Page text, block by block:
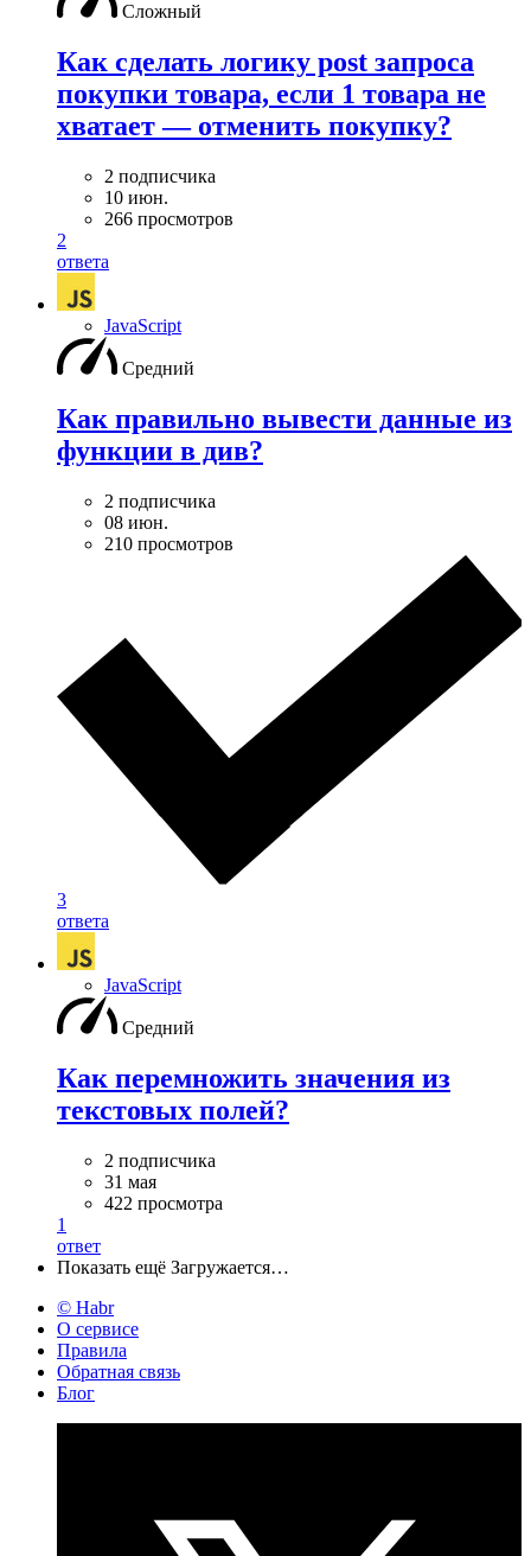
Сложный
Как сделать логику post запроса
покупки товара, если 1 товара не
хватает — отменить покупку?
2 подписчика
10 июн.
266 просмотров
2
ответа
JavaScript
Средний
Как правильно вывести данные из
функции в див?
2 подписчика
08 июн.
210 просмотров
3
ответа
JavaScript
Средний
Как перемножить значения из
текстовых полей?
2 подписчика
31 мая
422 просмотра
1
ответ
Показать ещё Загружается…
© Habr
О сервисе
Правила
Обратная связь
Блог